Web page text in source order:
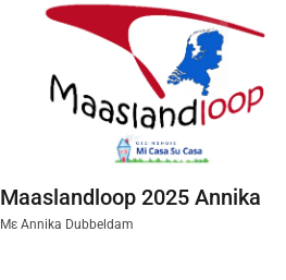
Maaslandloop 2025 Annika
ΜεAnnika Dubbeldam